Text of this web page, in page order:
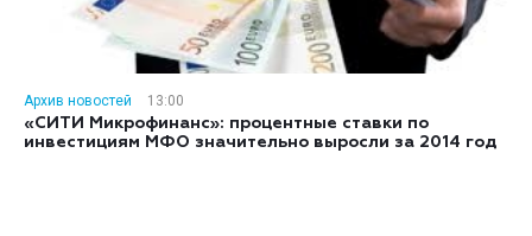
Архив новостей
13:00
«СИТИ Микрофинанс»: процентные ставки по
инвестициям МФО значительно выросли за 2014 год